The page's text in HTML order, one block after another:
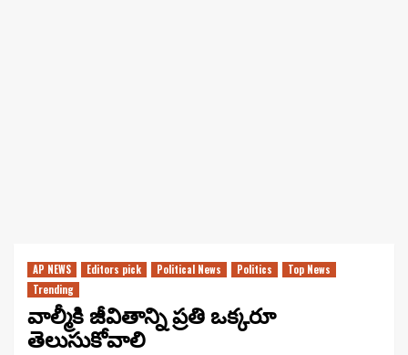
AP NEWS Editors pick Political News Politics
Top News
Trending
వాల్మీకి జీవితాన్ని ప్రతి ఒక్కరూ
తెలుసుకోవాలి